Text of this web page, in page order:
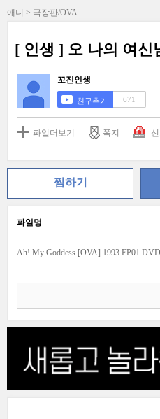
애니 > 극장판/OVA
[ 인생 ] 오 나의 여신
꼬진인생
친구추가 671
파일더보기 쪽지
찜하기
파일명